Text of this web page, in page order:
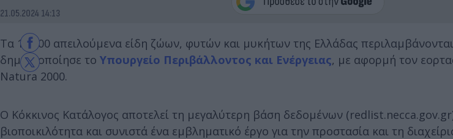
21.05.2024 14:13
Τα 11.500 απειλούμενα είδη ζώων, φυτών και μυκήτων της Ελλάδας
δημοσιοποίησε το Υπουργείο Περιβάλλοντος και Ενέργειας, με αφορμή τον
Natura 2000.
Ο Κόκκινος Κατάλογος αποτελεί τη μεγαλύτερη βάση δεδομένων (redlist.necca.gov.gr)
βιοποικιλότητα και συνιστά ένα εμβληματικό έργο για την προστασία και τη